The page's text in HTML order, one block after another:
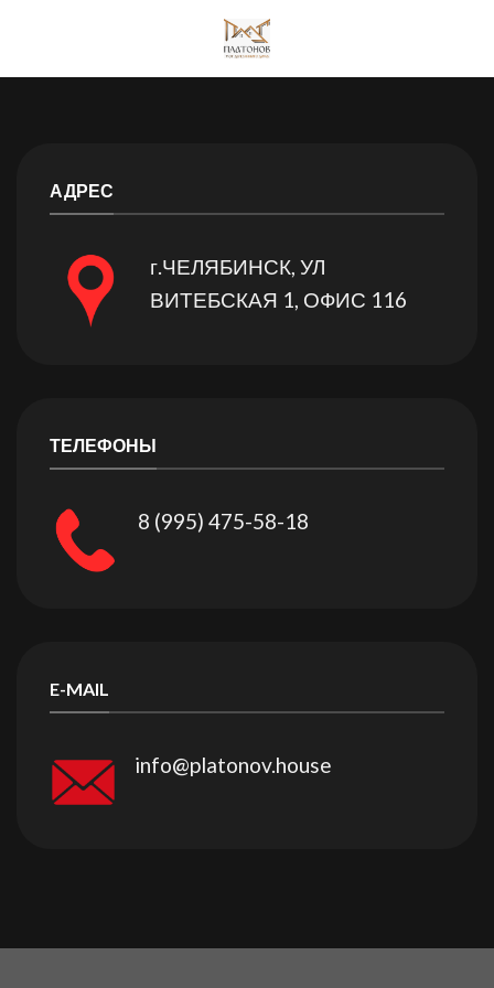
АДРЕС
г.ЧЕЛЯБИНСК, УЛ
ВИТЕБСКАЯ 1, ОФИС 116
ТЕЛЕФОНЫ
8 (995) 475-58-18
E-MAIL
info@platonov.house